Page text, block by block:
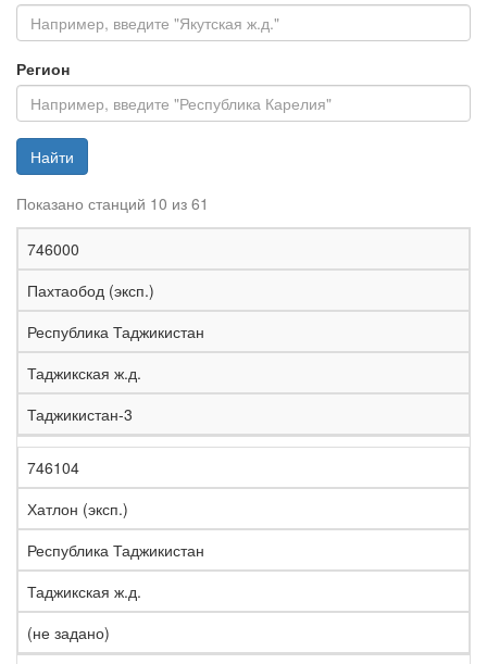
Регион
Найти
Показано станций 10 из 61
К
о
д
Н
а
з
в
а
н
и
е
С
т
а
н
а
е
л
е
з
н
а
я
д
о
о
г
а
е
и
н
746000
Пахтаобод (эксп.)
Республика Таджикистан
Таджикская ж.д.
Таджикистан-3
746104
Хатлон (эксп.)
Республика Таджикистан
Таджикская ж.д.
(не задано)